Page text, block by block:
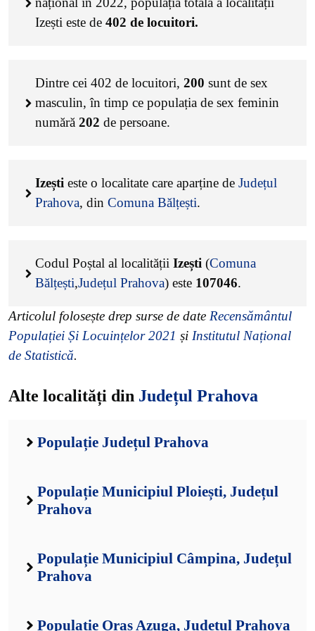
Izești este de 402 de locuitori.
Dintre cei 402 de locuitori, 200 sunt de sex
masculin, în timp ce populația de sex feminin
numără 202 de persoane.
Izești este o localitate care aparține de Județul
Prahova, din Comuna Bălțești.
Codul Poștal al localității Izești (Comuna
Bălțești,Județul Prahova) este 107046.
Articolul folosește drep surse de date Recensământul
Populației Și Locuințelor 2021 și Institutul Național
de Statistică.
Alte localități din Județul Prahova
Populație Județul Prahova
Populație Municipiul Ploiești, Județul
Prahova
Populație Municipiul Câmpina, Județul
Prahova
Populație Oraș Azuga, Județul Prahova